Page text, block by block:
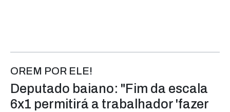
OREM POR ELE!
Deputado baiano: "Fim da escala
6x1 permitirá a trabalhador 'fazer